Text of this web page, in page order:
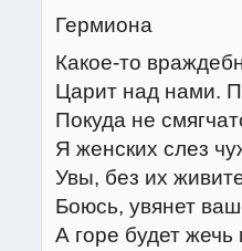
Гермиона
Какое-то
Царит над нами.
Покуда не
Я женских слез
Увы, без их
Боюсь, увянет
А горе будет